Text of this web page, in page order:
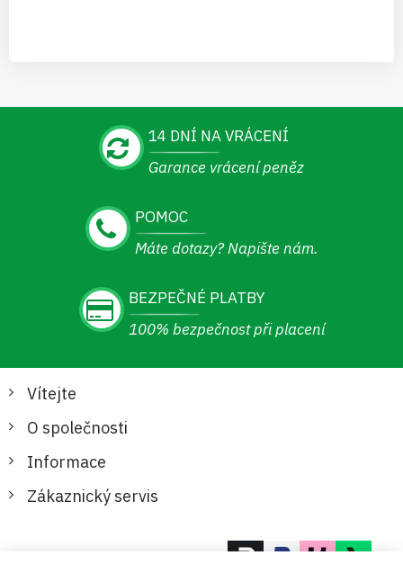
14 DNÍ NA VRÁCENÍ
Garance vrácení peněz
POMOC
Máte dotazy? Napište nám.
BEZPEČNÉ PLATBY
100% bezpečnost při placení
Vítejte
O společnosti
Informace
Zákaznický servis